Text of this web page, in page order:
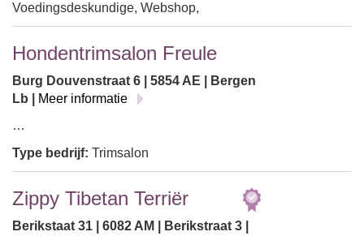
Voedingsdeskundige, Webshop,
Hondentrimsalon Freule
Burg Douvenstraat 6 | 5854 AE | Bergen
Lb |
Meer informatie
…
Type bedrijf: Trimsalon
Zippy Tibetan Terriër
Berikstaat 31 | 6082 AM | Berikstraat 3 |